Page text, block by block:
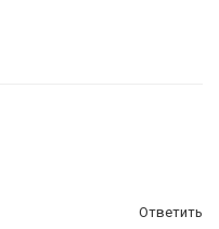
Ответить